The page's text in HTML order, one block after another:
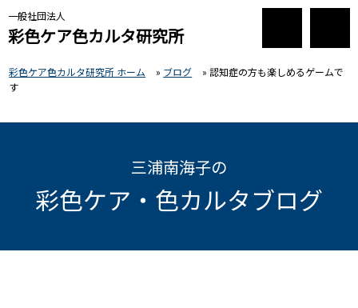
一般社団法人
彩色ケア色カルタ研究所
彩色ケア色カルタ研究所 ホーム » ブログ »認知症の方も楽しめるゲームで
す
三浦南海子の
彩色ケア・色カルタブログ